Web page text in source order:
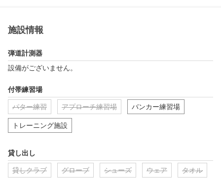
施設情報
弾道計測器
設備がございません。
付帯練習場
パター練習 アプローチ練習場 バンカー練習場
トレーニング施設
貸し出し
貸しクラブ グローブ シューズ ウェア タオル